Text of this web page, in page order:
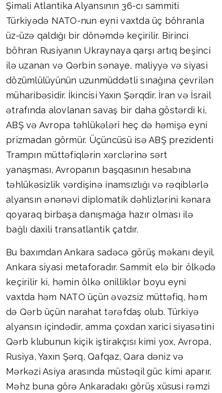
Şimali Atlantika Alyansının 36-cı sammiti
Türkiyədə NATO-nun eyni vaxtda üç böhranla
üz-üzə qaldığı bir dönəmdə keçirilir. Birinci
böhran Rusiyanın Ukraynaya qarşı artıq beşinci
ilə uzanan və Qərbin sənaye, maliyyə və siyasi
dözümlülüyünün uzunmüddətli sınağına çevrilən
müharibəsidir. İkincisi Yaxın Şərqdir. İran və İsrail
ətrafında alovlanan savaş bir daha göstərdi ki,
ABŞ və Avropa təhlükələri heç də həmişə eyni
prizmadan görmür. Üçüncüsü isə ABŞ prezidenti
Trampın müttəfiqlərin xərclərinə sərt
yanaşması, Avropanın başqasının hesabına
təhlükəsizlik vərdişinə inamsızlığı və rəqiblərlə
alyansın ənənəvi diplomatik dəhlizlərini kənara
qoyaraq birbaşa danışmağa hazır olması ilə
bağlı daxili transatlantik çatdır.
Bu baxımdan Ankara sadəcə görüş məkanı deyil.
Ankara siyasi metaforadır. Sammit elə bir ölkədə
keçirilir ki, həmin ölkə onilliklər boyu eyni
vaxtda həm NATO üçün əvəzsiz müttəfiq, həm
də Qərb üçün narahat tərəfdaş olub. Türkiyə
alyansın içindədir, amma çoxdan xarici siyasətini
Qərb klubunun kiçik iştirakçısı kimi yox, Avropa,
Rusiya, Yaxın Şərq, Qafqaz, Qara dəniz və
Mərkəzi Asiya arasında müstəqil güc kimi aparır.
Məhz buna görə Ankaradakı görüş xüsusi rəmzi